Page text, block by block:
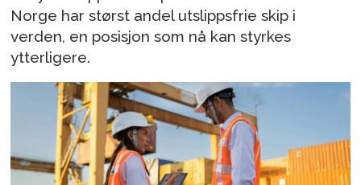
Norge har størst andel utslippsfrie skip i
verden, en posisjon som nå kan styrkes
ytterligere.